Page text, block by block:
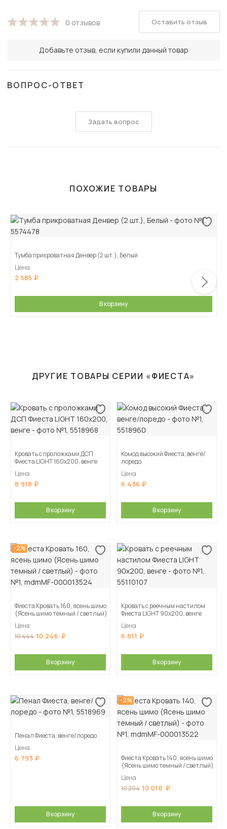
0 отзывов
Добавьте отзыв, если купили данный товар
Оставить отзыв
ВОПРОС-ОТВЕТ
Задать вопрос
ПОХОЖИЕ ТОВАРЫ
Тумба прикроватная Денвер (2 шт.), Белый
Цена
2 585
В корзину
ДРУГИЕ ТОВАРЫ СЕРИИ «ФИЕСТА»
Кровать с проложками ДСП
Фиеста LIGHT 160х200, венге
Цена
8 918
В корзину
Комод высокий Фиеста, венге/
лоредо
Цена
6 436
В корзину
-2%
Фиеста Кровать 160, ясень шимо
(Ясень шимо темный / светлый)
Цена
10 444 10 246
В корзину
Кровать с реечным настилом
Фиеста LIGHT 90х200, венге
Цена
6 811
В корзину
Пенал Фиеста, венге/лоредо
Цена
6 793
В корзину
-2%
Фиеста Кровать 140, ясень шимо
(Ясень шимо темный / светлый)
Цена
10 204 10 010
В корзину